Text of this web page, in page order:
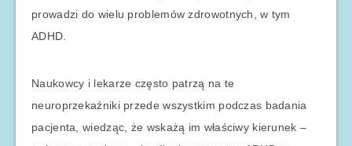
prowadzi do wielu problemów zdrowotnych, w tym
ADHD.
Naukowcy i lekarze często patrzą na te
neuroprzekaźniki przede wszystkim podczas badania
pacjenta, wiedząc, że wskażą im właściwy kierunek –